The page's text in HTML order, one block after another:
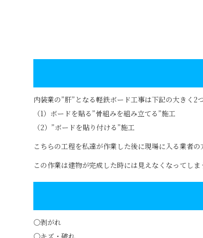
内装業の”肝”となる軽鉄ボード工事は下記の大きく2
（1）ボードを貼る”骨組みを組み立てる”施工
（2）”ボードを貼り付ける”施工
こちらの工程を私達が作業した後に現場に入る業者
この作業は建物が完成した時には見えなくなってし
〇剥がれ
〇キズ・破れ